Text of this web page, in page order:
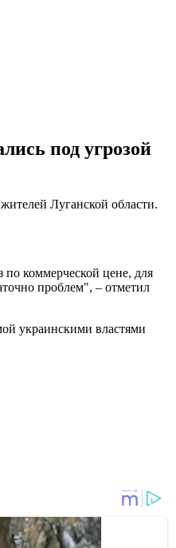
под угрозой
Луганской области.
по коммерческой цене, для
проблем", – отметил
украинскими властями